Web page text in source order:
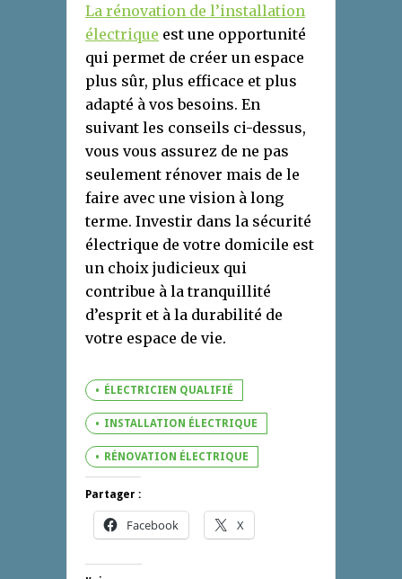
La rénovation de l’installation
électrique est une opportunité
qui permet de créer un espace
plus sûr, plus efficace et plus
adapté à vos besoins. En
suivant les conseils ci-dessus,
vous vous assurez de ne pas
seulement rénover mais de le
faire avec une vision à long
terme. Investir dans la sécurité
électrique de votre domicile est
un choix judicieux qui
contribue à la tranquillité
d’esprit et à la durabilité de
votre espace de vie.
ÉLECTRICIEN QUALIFIÉ
INSTALLATION ÉLECTRIQUE
RÉNOVATION ÉLECTRIQUE
Partager :
Facebook X